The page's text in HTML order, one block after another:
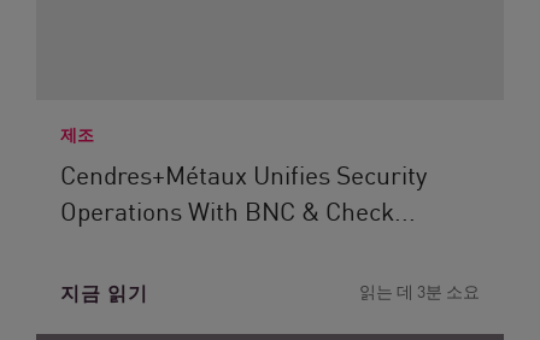
제조
Cendres+Métaux Unifies Security
Operations With BNC & Check...
지금 읽기 읽는 데 3분 소요